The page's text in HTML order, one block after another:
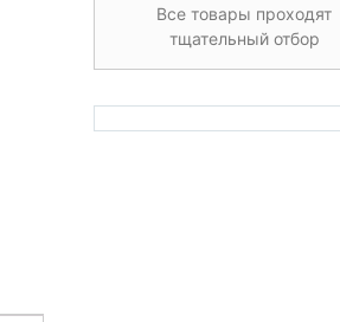
Все товары проходят
тщательный отбор